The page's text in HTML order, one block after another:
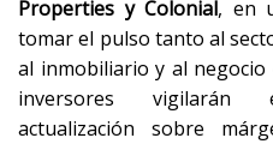
Properties y Colonial, en
tomar el pulso tanto al
al inmobiliario y al negocio
inversores vigilarán
actualización sobre